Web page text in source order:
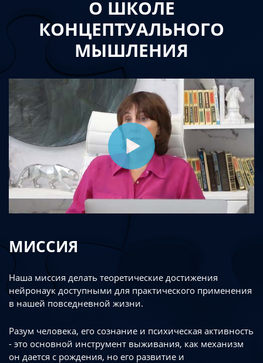
О ШКОЛЕ
КОНЦЕПТУАЛЬНОГО
МЫШЛЕНИЯ
МИССИЯ
Наша миссия делать теоретические достижения
нейронаук доступными для практического применения
в нашей повседневной жизни.
Разум человека, его сознание и психическая активность
- это основной инструмент выживания, как механизм
он дается с рождения, но его развитие и